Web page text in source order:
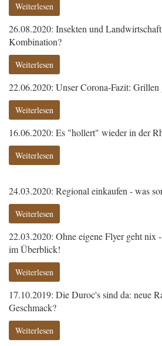
Weiterlesen
26.08.2020: Insekten und
Kombination?
Weiterlesen
22.06.2020: Unser Corona-Fazit:
Weiterlesen
16.06.2020: Es "hollert" wieder in der
Weiterlesen
24.03.2020: Regional einkaufen - was
Weiterlesen
22.03.2020: Ohne eigene Flyer geht nix
im Überblick!
Weiterlesen
17.10.2019: Die Duroc's sind da: neue
Geschmack?
Weiterlesen